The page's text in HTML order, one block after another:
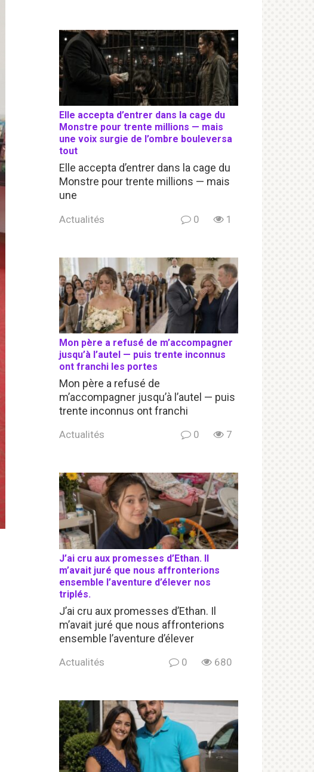
Elle accepta d’entrer dans la cage du
Monstre pour trente millions — mais
une voix surgie de l’ombre bouleversa
tout
Elle accepta d’entrer dans la cage du
Monstre pour trente millions — mais
une
Actualités 0 1
Mon père a refusé de m’accompagner
jusqu’à l’autel — puis trente inconnus
ont franchi les portes
Mon père a refusé de
m’accompagner jusqu’à l’autel — puis
trente inconnus ont franchi
Actualités 0 7
J’ai cru aux promesses d’Ethan. Il
m’avait juré que nous affronterions
ensemble l’aventure d’élever nos
triplés.
J’ai cru aux promesses d’Ethan. Il
m’avait juré que nous affronterions
ensemble l’aventure d’élever
Actualités 0 680